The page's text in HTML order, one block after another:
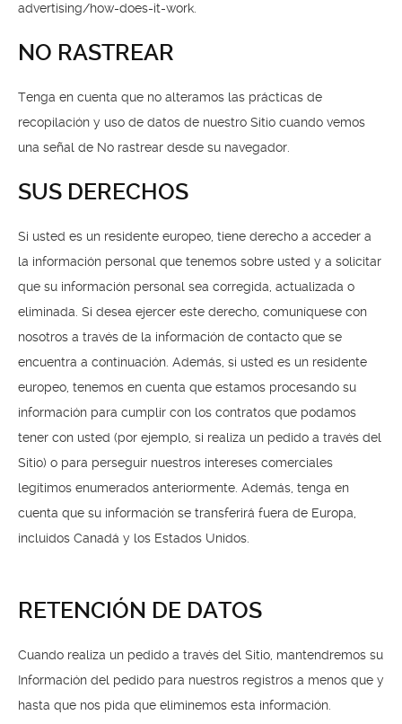
advertising/how-does-it-work.
NO RASTREAR
Tenga en cuenta que no alteramos las prácticas de
recopilación y uso de datos de nuestro Sitio cuando vemos
una señal de No rastrear desde su navegador.
SUS DERECHOS
Si usted es un residente europeo, tiene derecho a acceder a
la información personal que tenemos sobre usted y a solicitar
que su información personal sea corregida, actualizada o
eliminada. Si desea ejercer este derecho, comuníquese con
nosotros a través de la información de contacto que se
encuentra a continuación. Además, si usted es un residente
europeo, tenemos en cuenta que estamos procesando su
información para cumplir con los contratos que podamos
tener con usted (por ejemplo, si realiza un pedido a través del
Sitio) o para perseguir nuestros intereses comerciales
legítimos enumerados anteriormente. Además, tenga en
cuenta que su información se transferirá fuera de Europa,
incluidos Canadá y los Estados Unidos.
RETENCIÓN DE DATOS
Cuando realiza un pedido a través del Sitio, mantendremos su
Información del pedido para nuestros registros a menos que y
hasta que nos pida que eliminemos esta información.